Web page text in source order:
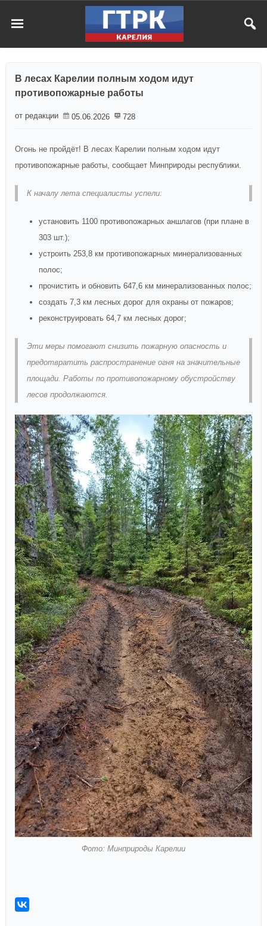
В лесах Карелии полным ходом идут
противопожарные работы
от редакции 05.06.2026 728
Огонь не пройдёт! В лесах Карелии полным ходом идут
противопожарные работы, сообщает Минприроды республики.
К началу лета специалисты успели:
установить 1100 противопожарных аншлагов (при плане в
303 шт.);
устроить 253,8 км противопожарных минерализованных
полос;
прочистить и обновить 647,6 км минерализованных полос;
создать 7,3 км лесных дорог для охраны от пожаров;
реконструировать 64,7 км лесных дорог;
Эти меры помогают снизить пожарную опасность и
предотвратить распространение огня на значительные
площади. Работы по противопожарному обустройству
лесов продолжаются.
Фото: Минприроды Карелии